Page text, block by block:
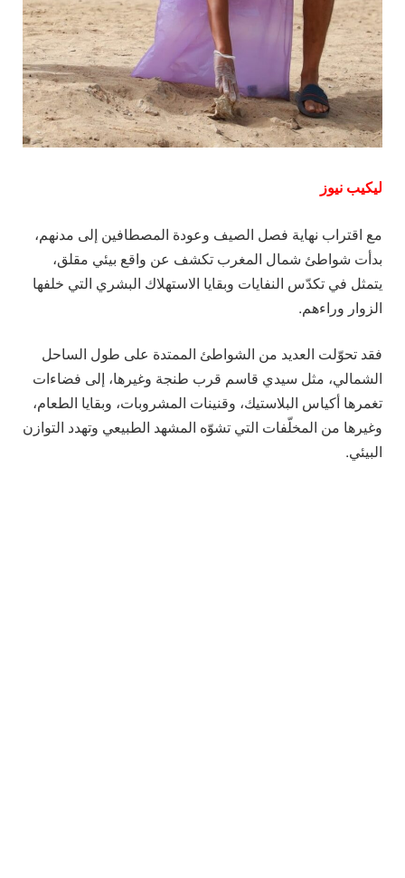
ليكيب نيوز
مع اقتراب نهاية فصل الصيف وعودة المصطافين إلى مدنهم،
بدأت شواطئ شمال المغرب تكشف عن واقع بيئي مقلق،
يتمثل في تكدّس النفايات وبقايا الاستهلاك البشري التي خلفها
الزوار وراءهم.
فقد تحوّلت العديد من الشواطئ الممتدة على طول الساحل
الشمالي، مثل سيدي قاسم قرب طنجة وغيرها، إلى فضاءات
تغمرها أكياس البلاستيك، وقنينات المشروبات، وبقايا الطعام،
وغيرها من المخلّفات التي تشوّه المشهد الطبيعي وتهدد التوازن
البيئي.